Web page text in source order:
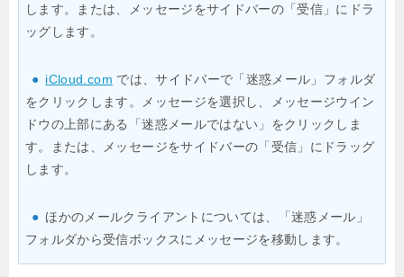
します。または、メッセージをサイドバーの「受信」にドラ
ッグします。
● iCloud.com では、サイドバーで「迷惑メール」フォルダ
をクリックします。メッセージを選択し、メッセージウイン
ドウの上部にある「迷惑メールではない」をクリックしま
す。または、メッセージをサイドバーの「受信」にドラッグ
します。
● ほかのメールクライアントについては、「迷惑メール」
フォルダから受信ボックスにメッセージを移動します。